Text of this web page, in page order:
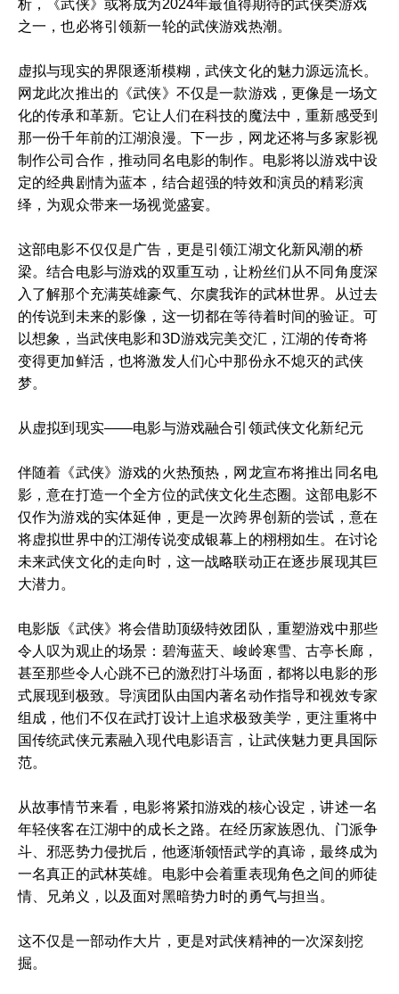
析，《武侠》或将成为2024年最值得期待的武侠类游戏
之一，也必将引领新一轮的武侠游戏热潮。
虚拟与现实的界限逐渐模糊，武侠文化的魅力源远流长。
网龙此次推出的《武侠》不仅是一款游戏，更像是一场文
化的传承和革新。它让人们在科技的魔法中，重新感受到
那一份千年前的江湖浪漫。下一步，网龙还将与多家影视
制作公司合作，推动同名电影的制作。电影将以游戏中设
定的经典剧情为蓝本，结合超强的特效和演员的精彩演
绎，为观众带来一场视觉盛宴。
这部电影不仅仅是广告，更是引领江湖文化新风潮的桥
梁。结合电影与游戏的双重互动，让粉丝们从不同角度深
入了解那个充满英雄豪气、尔虞我诈的武林世界。从过去
的传说到未来的影像，这一切都在等待着时间的验证。可
以想象，当武侠电影和3D游戏完美交汇，江湖的传奇将
变得更加鲜活，也将激发人们心中那份永不熄灭的武侠
梦。
从虚拟到现实——电影与游戏融合引领武侠文化新纪元
伴随着《武侠》游戏的火热预热，网龙宣布将推出同名电
影，意在打造一个全方位的武侠文化生态圈。这部电影不
仅作为游戏的实体延伸，更是一次跨界创新的尝试，意在
将虚拟世界中的江湖传说变成银幕上的栩栩如生。在讨论
未来武侠文化的走向时，这一战略联动正在逐步展现其巨
大潜力。
电影版《武侠》将会借助顶级特效团队，重塑游戏中那些
令人叹为观止的场景：碧海蓝天、峻岭寒雪、古亭长廊，
甚至那些令人心跳不已的激烈打斗场面，都将以电影的形
式展现到极致。导演团队由国内著名动作指导和视效专家
组成，他们不仅在武打设计上追求极致美学，更注重将中
国传统武侠元素融入现代电影语言，让武侠魅力更具国际
范。
从故事情节来看，电影将紧扣游戏的核心设定，讲述一名
年轻侠客在江湖中的成长之路。在经历家族恩仇、门派争
斗、邪恶势力侵扰后，他逐渐领悟武学的真谛，最终成为
一名真正的武林英雄。电影中会着重表现角色之间的师徒
情、兄弟义，以及面对黑暗势力时的勇气与担当。
这不仅是一部动作大片，更是对武侠精神的一次深刻挖
掘。